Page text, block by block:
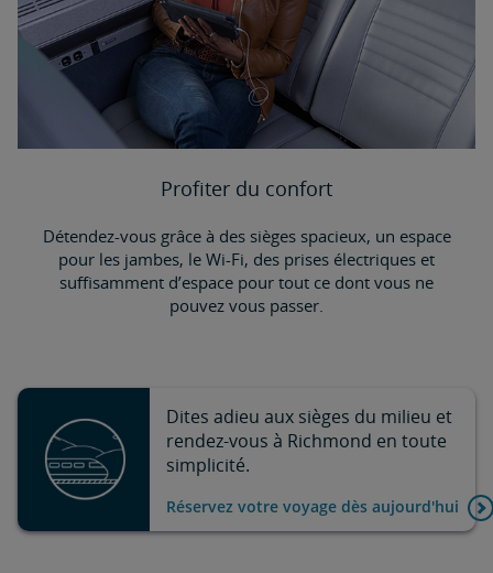
Profiter du confort
Détendez-vous grâce à des sièges spacieux, un espace
pour les jambes, le Wi-Fi, des prises électriques et
suffisamment d’espace pour tout ce dont vous ne
pouvez vous passer.
Dites adieu aux sièges du milieu et
rendez-vous à Richmond en toute
simplicité.
Réservez votre voyage dès aujourd'hui